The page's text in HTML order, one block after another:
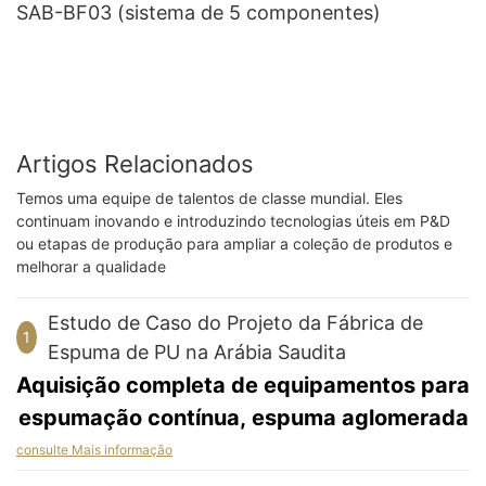
SAB-BF03 (sistema de 5 componentes)
Artigos Relacionados
Temos uma equipe de talentos de classe mundial. Eles
continuam inovando e introduzindo tecnologias úteis em P&D
ou etapas de produção para ampliar a coleção de produtos e
melhorar a qualidade
1
Estudo de Caso do Projeto da Fábrica de
Espuma de PU na Arábia Saudita
Aquisição completa de equipamentos para
espumação contínua, espuma aglomerada
e corte de espuma.
consulte Mais informação